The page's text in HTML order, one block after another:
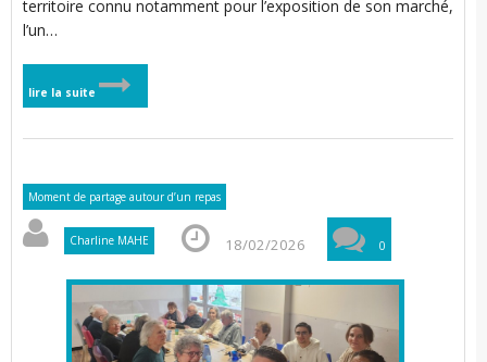
territoire connu notamment pour l’exposition de son marché,
l’un…
lire la suite
Moment de partage autour d’un repas
Charline MAHE 18/02/2026 0